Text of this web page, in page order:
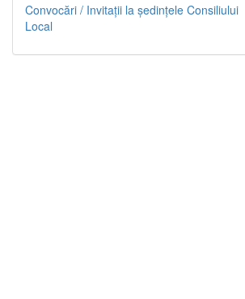
Convocări / Invitaţii la şedinţele Consiliului
Local